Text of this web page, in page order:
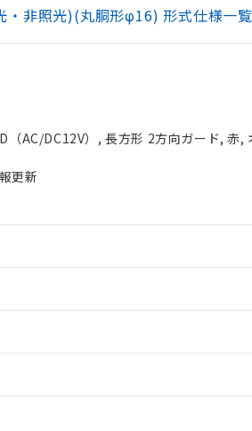
非照光)(丸胴形φ16) 形式仕様一覧
AC/DC12V）, 長方形 2方向ガード, 赤
更新